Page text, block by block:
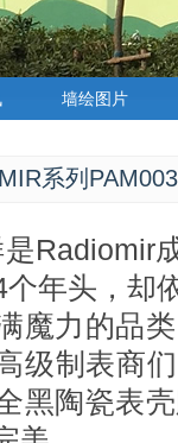
墙绘图片
系列
成
年头，却
魔力的品
级制表商
黑陶瓷表